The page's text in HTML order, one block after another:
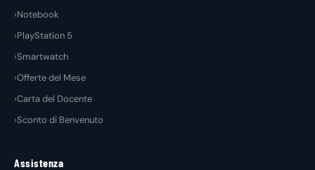
Notebook
PlayStation 5
Smartwatch
Offerte del Mese
Carta del Docente
Sconto di Benvenuto
Assistenza